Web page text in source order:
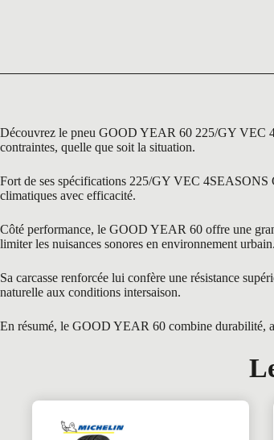
Découvrez le pneu GOOD YEAR 60 225/GY VEC
contraintes, quelle que soit la situation.
Fort de ses spécifications 225/GY VEC 4SEASONS
climatiques avec efficacité.
Côté performance, le GOOD YEAR 60 offre une
limiter les nuisances sonores en environnement urbain.
Sa carcasse renforcée lui confère une résistance
naturelle aux conditions intersaison.
En résumé, le GOOD YEAR 60 combine durabilité,